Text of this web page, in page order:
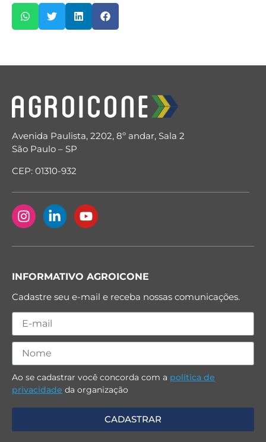
Avenida Paulista, 2202, 8º andar, Sala 2
São Paulo – SP
CEP: 01310-932
INFORMATIVO AGROICONE
Cadastre seu e-mail e receba nossas comunicações.
Ao se cadastrar você concorda com a política de
privacidade da organização